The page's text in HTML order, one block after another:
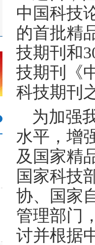
中国科技
的首批精
技期刊和
技期刊《
科技期刊
为加强
水平，增
及国家精
国家科技
协、国家
管理部门
讨并根据